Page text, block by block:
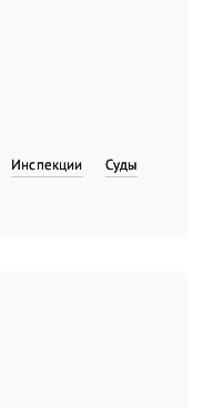
Инспекции Суды